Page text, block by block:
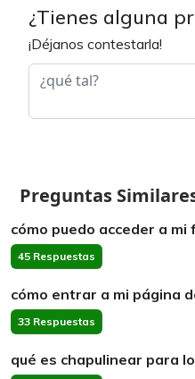
¿Tienes alguna
¡Déjanos contestarla!
Preguntas
cómo puedo acceder a mi
45 Respuestas
cómo entrar a mi página
33 Respuestas
qué es chapulinear para